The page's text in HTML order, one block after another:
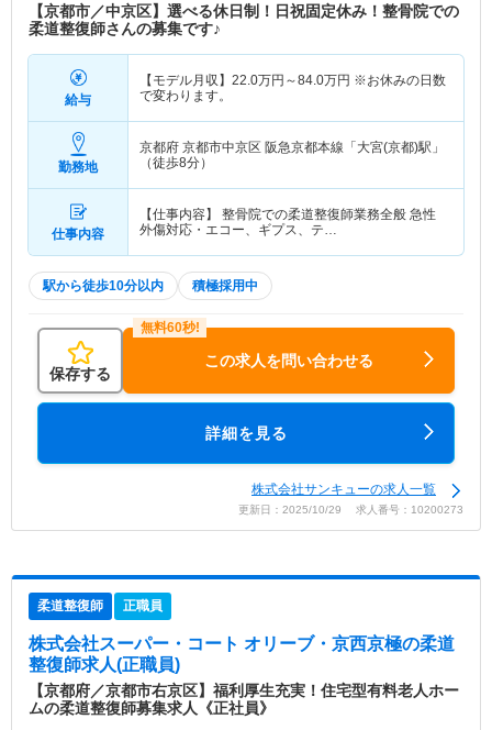
【京都市／中京区】選べる休日制！日祝固定休み！整骨院での
柔道整復師さんの募集です♪
給与
【モデル月収】 22.0万円～84.0万円 ※お休みの日数
で変わります。
勤務地
京都府 京都市中京区 阪急京都本線「大宮(京都)駅」
（徒歩8分）
仕事内容
【仕事内容】 整骨院での柔道整復師業務全般 急性
外傷対応・エコー、ギプス、テ…
駅から徒歩10分以内 積極採用中
保存する
この求人を問い合わせる
詳細を見る
株式会社サンキューの求人一覧
更新日：2025/10/29 求人番号：10200273
柔道整復師 正職員
株式会社スーパー・コート オリーブ・京西京極の柔道
整復師求人(正職員)
【京都府／京都市右京区】福利厚生充実！住宅型有料老人ホー
ムの柔道整復師募集求人《正社員》